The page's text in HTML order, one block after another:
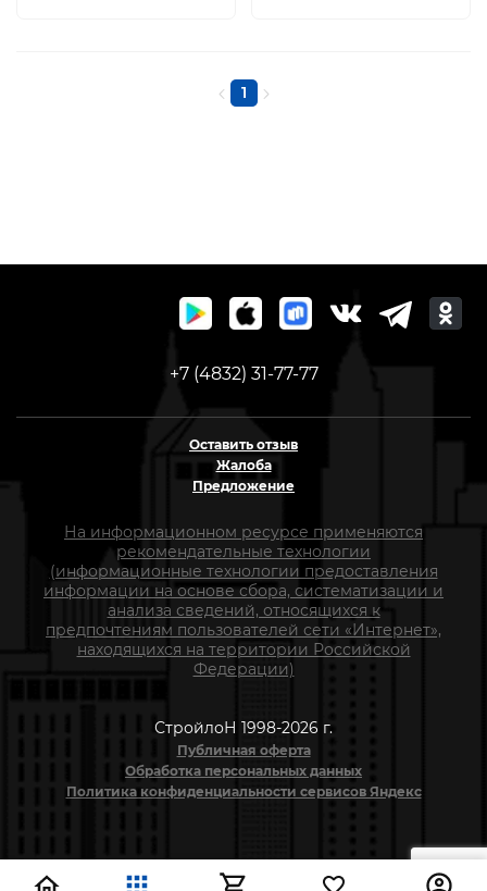
1
+7 (4832) 31-77-77
Оставить отзыв
Жалоба
Предложение
На информационном ресурсе применяются
рекомендательные технологии
(информационные технологии предоставления
информации на основе сбора, систематизации и
анализа сведений, относящихся к
предпочтениям пользователей сети «Интернет»,
находящихся на территории Российской
Федерации)
СтройлоН 1998-2026 г.
Публичная оферта
Обработка персональных данных
Политика конфиденциальности сервисов Яндекс